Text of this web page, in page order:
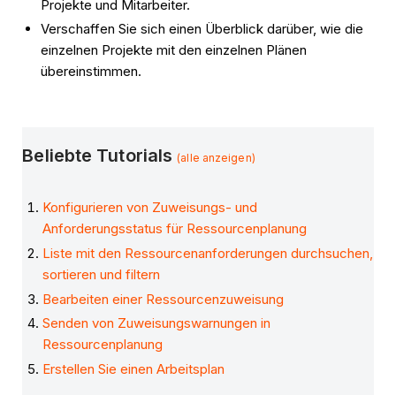
Projekte und Mitarbeiter.
Verschaffen Sie sich einen Überblick darüber, wie die
einzelnen Projekte mit den einzelnen Plänen
übereinstimmen.
Beliebte Tutorials(alle anzeigen)
Konfigurieren von Zuweisungs- und
Anforderungsstatus für Ressourcenplanung
Liste mit den Ressourcenanforderungen durchsuchen,
sortieren und filtern
Bearbeiten einer Ressourcenzuweisung
Senden von Zuweisungswarnungen in
Ressourcenplanung
Erstellen Sie einen Arbeitsplan